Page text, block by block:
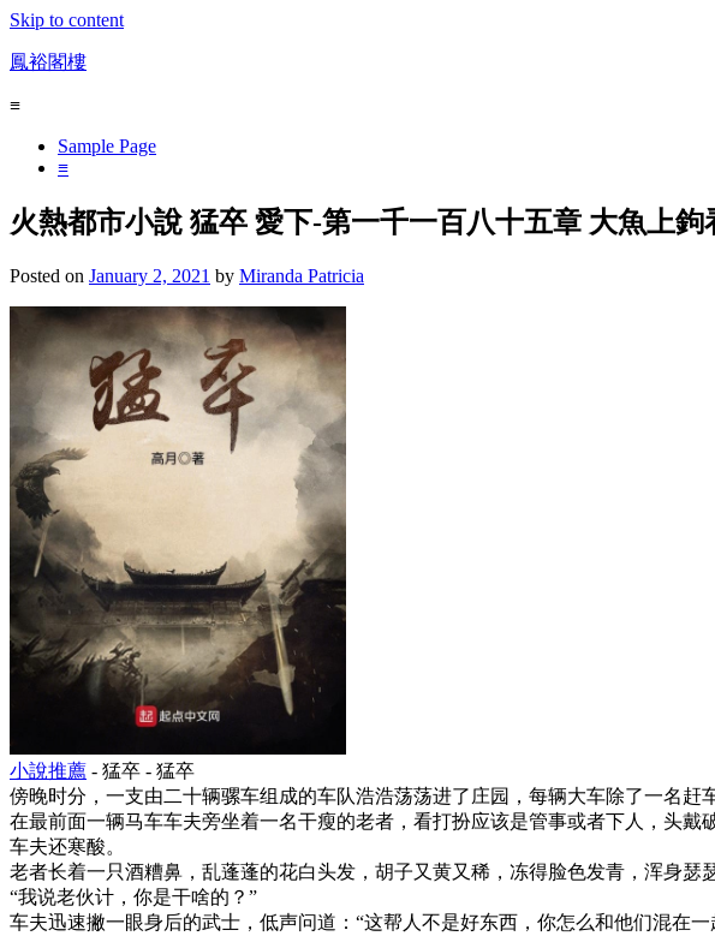
Skip to content
鳳裕閣樓
≡
Sample Page
≡
火熱都市小說 猛卒 愛下-第一千一百八十五章 大魚上鉤
Posted on January 2, 2021 by Miranda Patricia
小說推薦 - 猛卒 - 猛卒
傍晚时分，一支由二十辆骡车组成的车队浩浩荡荡进了庄园，每辆大车除了一名赶
在最前面一辆马车车夫旁坐着一名干瘦的老者，看打扮应该是管事或者下人，头
车夫还寒酸。
老者长着一只酒糟鼻，乱蓬蓬的花白头发，胡子又黄又稀，冻得脸色发青，浑身
“我说老伙计，你是干啥的？”
车夫迅速撇一眼身后的武士，低声问道：“这帮人不是好东西，你怎么和他们混在一